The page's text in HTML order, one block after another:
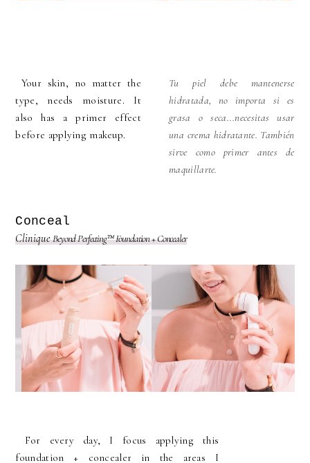
Your skin, no matter the
type, needs moisture. It
also has a primer effect
before applying makeup.
Tu piel debe mantenerse
hidratada, no importa si es
grasa o seca...necesitas usar
una crema hidratante. También
sirve como primer antes de
maquillarte.
Conceal
CliniqueBeyond Perfecting™ Foundation + Concealer
For every day, I focus applying this
foundation + concealer in the areas I